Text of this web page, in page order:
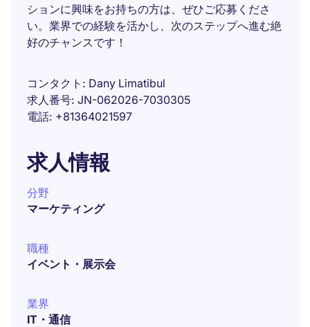
ションに興味をお持ちの方は、ぜひご応募くださ
い。業界での経験を活かし、次のステップへ進む絶
好のチャンスです！
コンタクト
Dany Limatibul
求人番号 JN-062026-7030305
電話 +81364021597
求人情報
分野
マーケティング
職種
イベント・展示会
業界
IT・通信